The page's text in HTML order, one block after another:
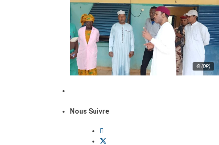
© (DR)
Nous Suivre